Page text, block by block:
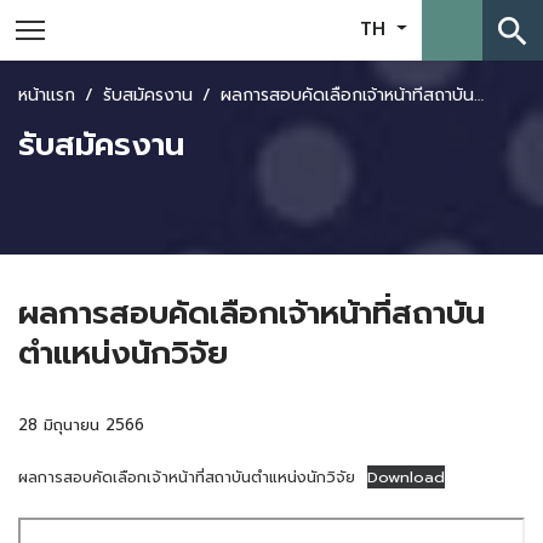
TH search
หน้าแรก รับสมัครงาน ผลการสอบคัดเลือกเจ้าหน้าที่สถาบันตำแหน่งนักวิจัย
รับสมัครงาน
ผลการสอบคัดเลือกเจ้าหน้าที่สถาบัน
ตำแหน่งนักวิจัย
28 มิถุนายน 2566
ผลการสอบคัดเลือกเจ้าหน้าที่สถาบันตำแหน่งนักวิจัย Download